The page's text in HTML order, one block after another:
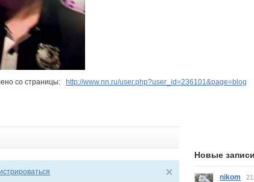
со страницы: http://www.nn.ru/user.php?user_id=236101&page=blog
Новые
nikom